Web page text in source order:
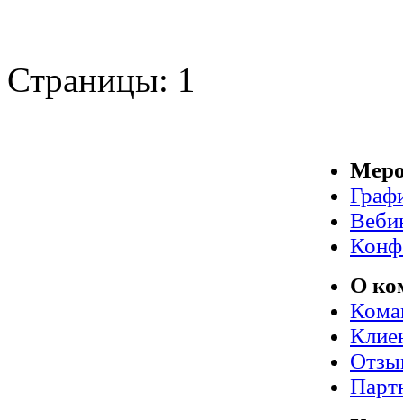
Страницы: 1
О